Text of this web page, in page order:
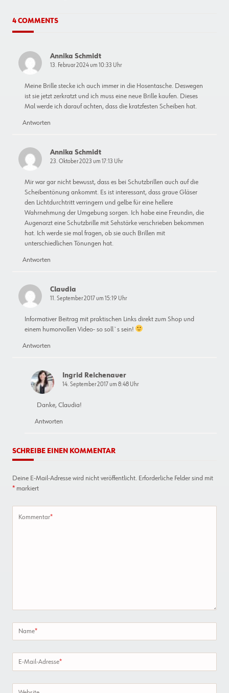
4 COMMENTS
Annika Schmidt
13. Februar 2024 um 10:33 Uhr
Meine Brille stecke ich auch immer in die Hosentasche. Deswegen
ist sie jetzt zerkratzt und ich muss eine neue Brille kaufen. Dieses
Mal werde ich darauf achten, dass die kratzfesten Scheiben hat.
Antworten
Annika Schmidt
23. Oktober 2023 um 17:13 Uhr
Mir war gar nicht bewusst, dass es bei Schutzbrillen auch auf die
Scheibentönung ankommt. Es ist interessant, dass graue Gläser
den Lichtdurchtritt verringern und gelbe für eine hellere
Wahrnehmung der Umgebung sorgen. Ich habe eine Freundin, die
Augenarzt eine Schutzbrille mit Sehstärke verschrieben bekommen
hat. Ich werde sie mal fragen, ob sie auch Brillen mit
unterschiedlichen Tönungen hat.
Antworten
Claudia
11. September 2017 um 15:19 Uhr
Informativer Beitrag mit praktischen Links direkt zum Shop und
einem humorvollen Video- so soll`s sein!
Antworten
Ingrid Reichenauer
14. September 2017 um 8:48 Uhr
Danke, Claudia!
Antworten
SCHREIBE EINEN KOMMENTAR
Deine E-Mail-Adresse wird nicht veröffentlicht. Erforderliche Felder sind mit
* markiert
Kommentar*
Name*
E-Mail-Adresse*